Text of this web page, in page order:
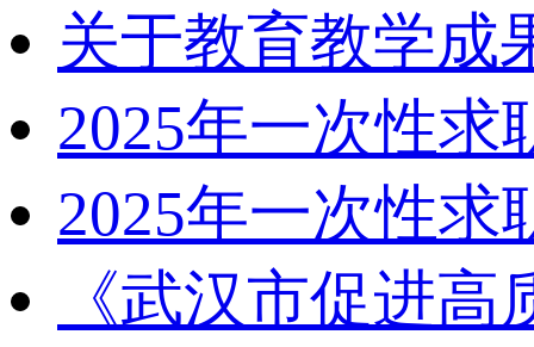
关于教育教学成
2025年一次性
2025年一次性
《武汉市促进